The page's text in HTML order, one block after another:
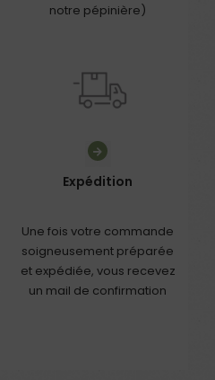
notre pépinière)
Expédition
Une fois votre commande
soigneusement préparée
et expédiée, vous recevez
un mail de confirmation